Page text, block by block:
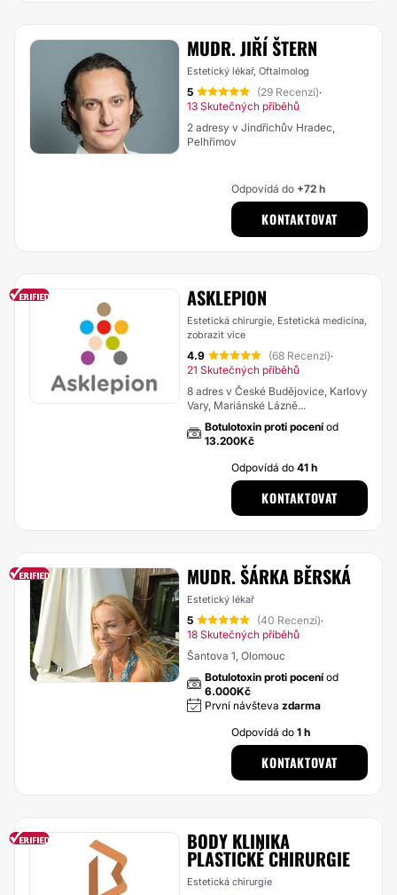
MUDR. JIŘÍ ŠTERN
Estetický lékař, Oftalmolog
5 (29 Recenzí)·
13 Skutečných příběhů
2 adresy v Jindřichův Hradec,
Pelhřimov
Odpovídá do +72 h
KONTAKTOVAT
ASKLEPION
Estetická chirurgie, Estetická medicína,
zobrazit více
4.9 (68 Recenzí)·
21 Skutečných příběhů
8 adres v České Budějovice, Karlovy
Vary, Mariánské Lázně...
Botulotoxin proti poceníod
13.200Kč
Odpovídá do41 h
KONTAKTOVAT
MUDR. ŠÁRKA BĚRSKÁ
Estetický lékař
5 (40 Recenzí)·
18 Skutečných příběhů
Šantova 1, Olomouc
Botulotoxin proti poceníod
6.000Kč
První návšteva zdarma
Odpovídá do1 h
KONTAKTOVAT
BODY KLINIKA
PLASTICKÉ CHIRURGIE
Estetická chirurgie